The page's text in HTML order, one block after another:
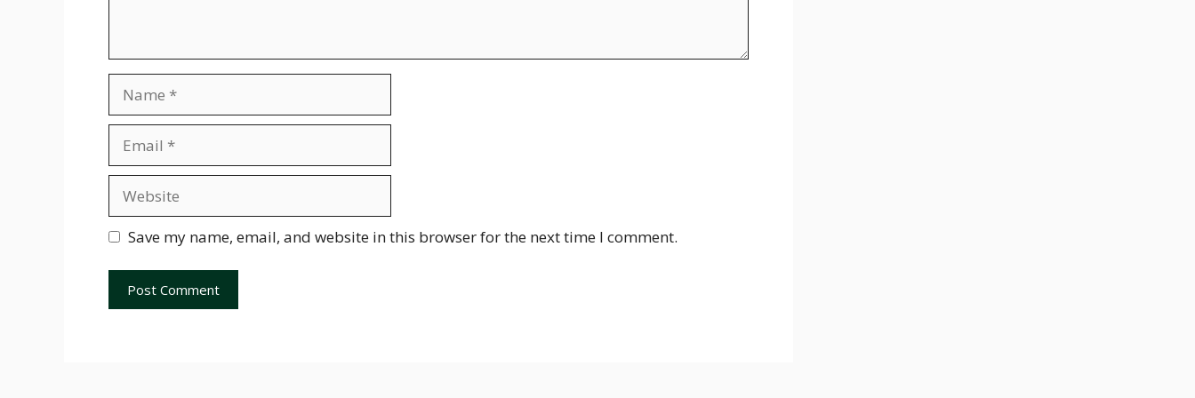
Save my name, email, and website in this browser for the next time I comment.